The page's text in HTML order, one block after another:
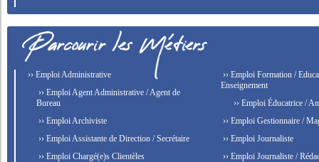
›› Emploi Administrative
›› Emploi Agent Administrative / Agent de
Bureau
›› Emploi Archiviste
›› Emploi Assistante de Direction / Secrétaire
›› Emploi Chargé(e)s Clientèles
›› Emploi Formation /
Enseignement
›› Emploi Éducatrice /
›› Emploi Gestionnaire /
›› Emploi Journaliste
›› Emploi Journaliste /